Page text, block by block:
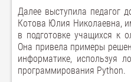
Далее выступила педагог
Котова Юлия Николаевна,
в подготовке учащихся к
Она привела примеры
информатике, используя
программирования Python.